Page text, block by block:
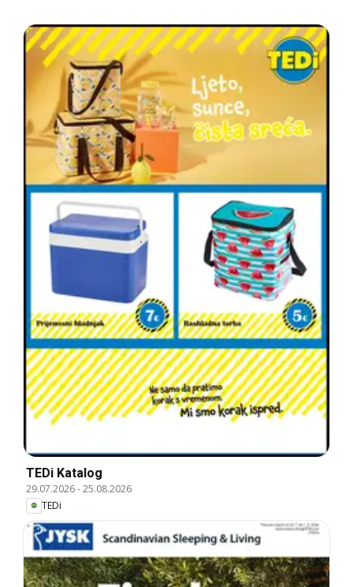
TEDi Katalog
29.07.2026-25.08.2026
TEDi